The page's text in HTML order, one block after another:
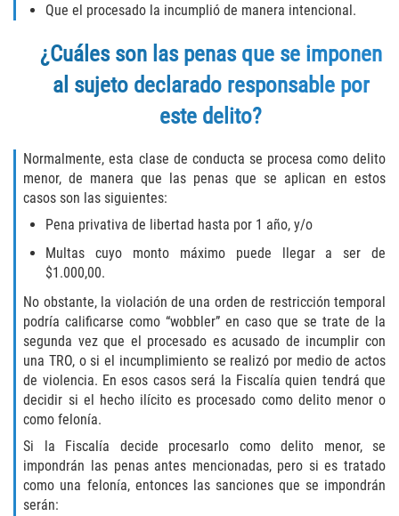
Assault with a Deadly Weapon
Assault with Caustic Chemicals
Battery on a Peace Officer
Battery with Serious Bodily Injury
Domestic Violence
Child Abuse
Child Endangerment
Domestic Battery
Que el procesado la incumplió de manera intencional.
¿Cuáles son las penas que se imponen
al sujeto declarado responsable por
este delito?
Normalmente, esta clase de conducta se procesa como delito
menor, de manera que las penas que se aplican en estos
casos son las siguientes:
Pena privativa de libertad hasta por 1 año, y/o
Multas cuyo monto máximo puede llegar a ser de
$1.000,00.
No obstante, la violación de una orden de restricción temporal
podría calificarse como “wobbler” en caso que se trate de la
segunda vez que el procesado es acusado de incumplir con
una TRO, o si el incumplimiento se realizó por medio de actos
de violencia. En esos casos será la Fiscalía quien tendrá que
decidir si el hecho ilícito es procesado como delito menor o
como felonía.
Si la Fiscalía decide procesarlo como delito menor, se
impondrán las penas antes mencionadas, pero si es tratado
como una felonía, entonces las sanciones que se impondrán
serán: